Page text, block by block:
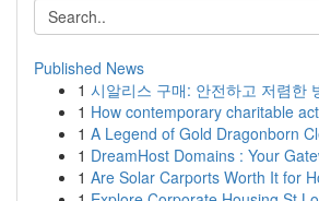
Published News
1 시알리스 구매: 안전하고 저렴한
1 How contemporary charitable
1 A Legend of Gold Dragonborn
1 DreamHost Domains : Your
1 Are Solar Carports Worth It for